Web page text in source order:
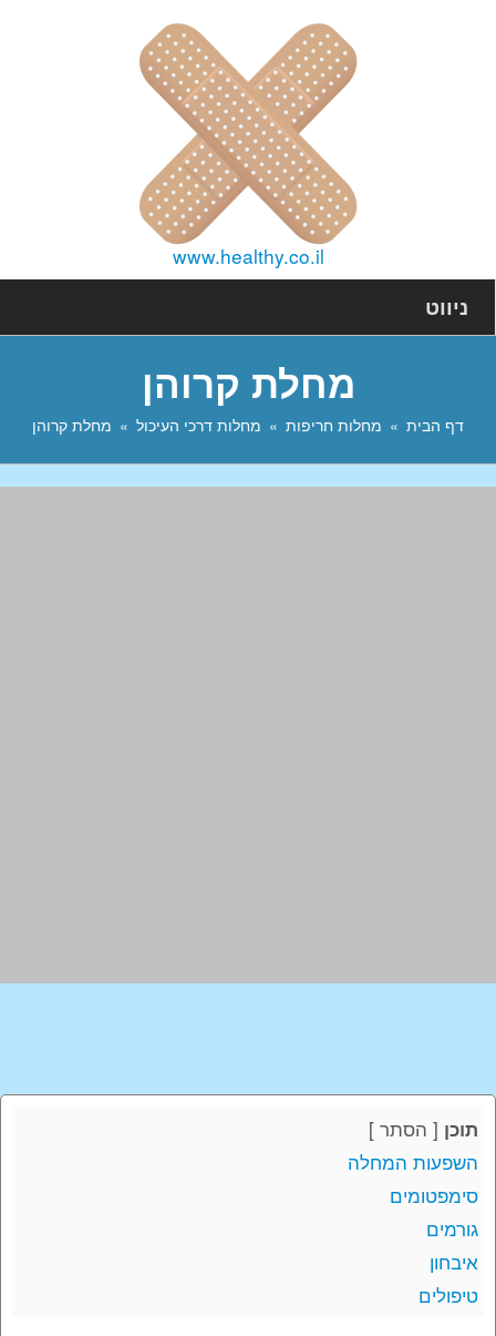
www.healthy.co.il
ניווט
מחלת קרוהן
דף הבית מחלות חריפות מחלות דרכי העיכול מחלת קרוהן
תוכן [ הסתר ]
השפעות המחלה
סימפטומים
גורמים
איבחון
טיפולים